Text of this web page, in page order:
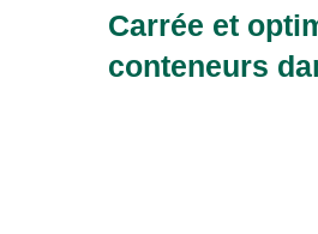
Carrée et
conteneurs